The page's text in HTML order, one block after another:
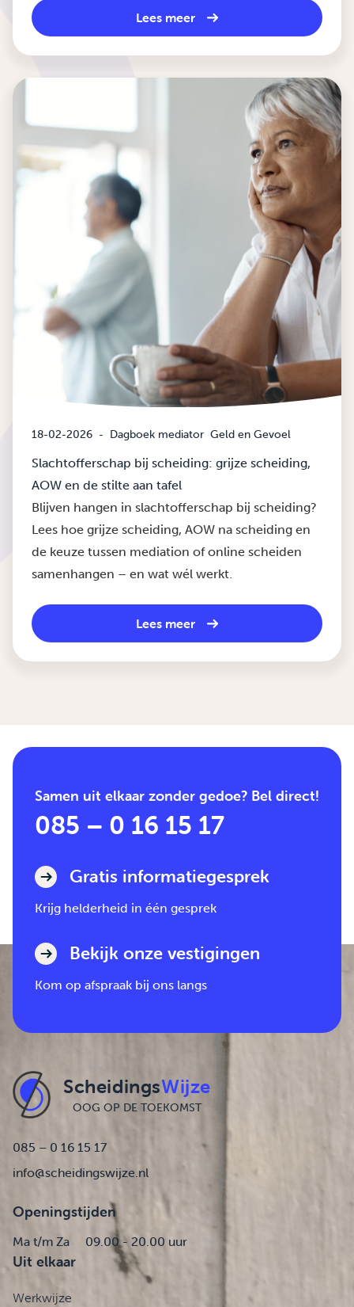
Lees meer
18-02-2026 - Dagboek mediator Geld en Gevoel
Slachtofferschap bij scheiding: grijze scheiding,
AOW en de stilte aan tafel
Blijven hangen in slachtofferschap bij scheiding?
Lees hoe grijze scheiding, AOW na scheiding en
de keuze tussen mediation of online scheiden
samenhangen – en wat wél werkt.
Lees meer
Samen uit elkaar zonder gedoe? Bel direct!
085 – 0 16 15 17
Gratis informatiegesprek
Krijg helderheid in één gesprek
Bekijk onze vestigingen
Kom op afspraak bij ons langs
ScheidingsWijze
OOG OP DE TOEKOMST
085 – 0 16 15 17
info@scheidingswijze.nl
Openingstijden
Ma t/m Za 09.00 - 20.00 uur
Uit elkaar
Werkwijze